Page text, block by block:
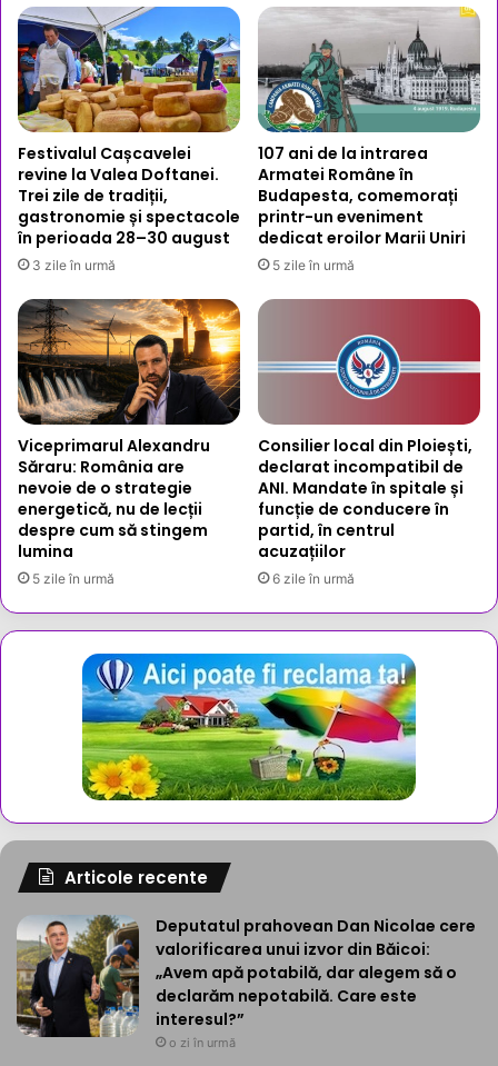
Festivalul Cașcavelei
revine la Valea Doftanei.
Trei zile de tradiții,
gastronomie și spectacole
în perioada 28–30 august
3 zile în urmă
107 ani de la intrarea
Armatei Române în
Budapesta, comemorați
printr-un eveniment
dedicat eroilor Marii Uniri
5 zile în urmă
Viceprimarul Alexandru
Săraru: România are
nevoie de o strategie
energetică, nu de lecții
despre cum să stingem
lumina
5 zile în urmă
Consilier local din Ploiești,
declarat incompatibil de
ANI. Mandate în spitale și
funcție de conducere în
partid, în centrul
acuzațiilor
6 zile în urmă
Articole recente
Deputatul prahovean Dan Nicolae cere
valorificarea unui izvor din Băicoi:
„Avem apă potabilă, dar alegem să o
declarăm nepotabilă. Care este
interesul?”
o zi în urmă